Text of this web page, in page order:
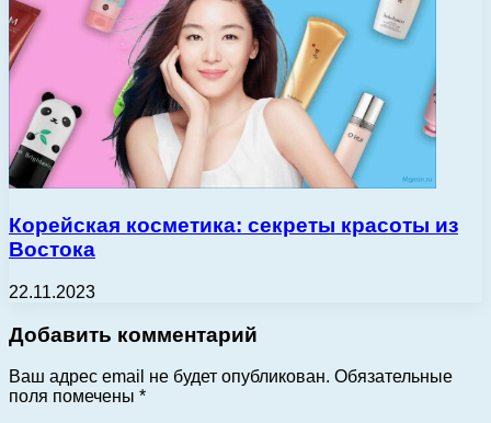
Корейская косметика: секреты красоты из
Востока
22.11.2023
Добавить комментарий
Ваш адрес email не будет опубликован. Обязательные
поля помечены *